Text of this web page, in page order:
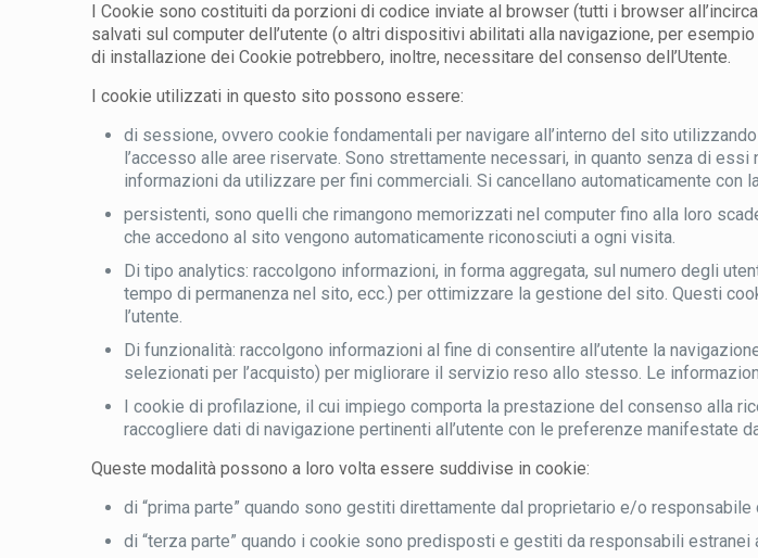
I Cookie sono costituiti da porzioni di codice inviate al browser (tutti i browser
salvati sul computer dell’utente (o altri dispositivi abilitati alla navigazione, per
di installazione dei Cookie potrebbero, inoltre, necessitare del consenso dell’Utente.
I cookie utilizzati in questo sito possono essere:
di sessione, ovvero cookie fondamentali per navigare all’interno del sito
l’accesso alle aree riservate. Sono strettamente necessari, in quanto senza di
informazioni da utilizzare per fini commerciali. Si cancellano automaticamente con
persistenti, sono quelli che rimangono memorizzati nel computer fino alla loro
che accedono al sito vengono automaticamente riconosciuti a ogni visita.
Di tipo analytics: raccolgono informazioni, in forma aggregata, sul numero degli
tempo di permanenza nel sito, ecc.) per ottimizzare la gestione del sito. Questi
l’utente.
Di funzionalità: raccolgono informazioni al fine di consentire all’utente la
selezionati per l’acquisto) per migliorare il servizio reso allo stesso. Le
I cookie di profilazione, il cui impiego comporta la prestazione del consenso alla
raccogliere dati di navigazione pertinenti all’utente con le preferenze manifestate
Queste modalità possono a loro volta essere suddivise in cookie:
di “prima parte” quando sono gestiti direttamente dal proprietario e/o
di “terza parte” quando i cookie sono predisposti e gestiti da responsabili estranei